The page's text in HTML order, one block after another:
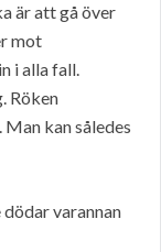
är att gå över
mot
i alla fall.
Röken
kan således
varannan